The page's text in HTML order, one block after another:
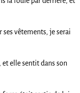
vêtements, je serai
elle sentit dans son